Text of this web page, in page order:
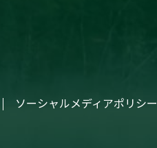
ソーシャルメディアポリシー